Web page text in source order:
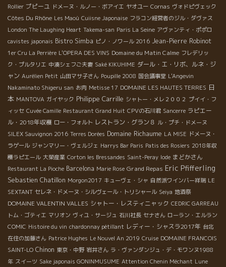
Rollier プピーユ ドメーヌ・ルノー・ボアイエ ヤオユー Cornas ヴォドピヴェック
Côtes Du Rhône Les Maoù Cuiisne Japonaise フラコン経営者のジル・ダヴァス
London The Laughing Heart Takema-san Paris La Seine アヴァンティ・ポポロ
cavistes japonais Bistro Simba ピノ・ノワール 2016 Jean-Pierre Robinot
1er Cru La Perrière L'OPERA DES VINS Domaine du Matin Calme フレデリッ
ク・プルタリエ 中湊シェフご夫妻 Saké KIKUHIME ダール・エ・リボ、ルネ・ジ
ャン Aurélien Petit 山田マサ子さん Poupille 2008 国会議事堂 L'Angevin
Nakaminato Shigeru san お肉 Metisse 17 DOMAINE LES HAUTES TERRES 日
本 MANTOVA ガイヤック Philippe Carrille シャトー・メレ２００２ プイイ・フ
ィッセ Cuvée Camille Restaurant Grand Huit CPVの石川君 Sancerre ラピエー
ル・2018年収穫 ロー・フォルト レストラン・グラン８ ル・プチ・ドメーヌ
SILEX Sauvignon 2016 Terres Dorées Domaine Richaume LA MISE ドメーヌ・
ラゲール ジャンマリー・ヴェルジェ Harrys Bar Paris Patis des Rosiers 2018年収
穫ラピエール 大榮産業 Corton les Bressandes Saint-Peray Iode まどかさん
Restaurant La Pioche Barcelona Marie Rose Grand Repas Eric Pfifferling
Sebastien Chatillon Morgon2017 キューヴェ・シャ 自然派ワインバー祥瑞 LE
SEXTANT セレネ・ドメーヌ・シルヴェール・トリシャール Seiya 地酒祭
DOMAINE VALENTIN VALLES シャトー・レスティニャック CEDRIC GARREAU
トム・ゴティエ マリオン ヴィユ・サージュ 石川社長 セナさん ローラン・エルラン
COMIC Histoire du vin chardonnay pétillant レディー・シャスラ2017年 台北
在住の加藤さん Patrice Hughes Le Nouvel An 2019 Cruise DOMAINE FRANCOIS
SAINT-LO Chinon 東京・中野 岩井さん ラ・ヴァンダンジュ・デ・モワンヌ1988
年 スイーツ Sake japonais GONINMUSUME Attention Chenin Méchant Lune